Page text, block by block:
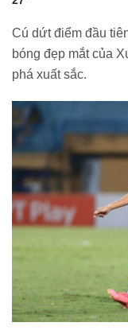
Cú dứt điểm đầu
bóng đẹp mắt của
phá xuất sắc.